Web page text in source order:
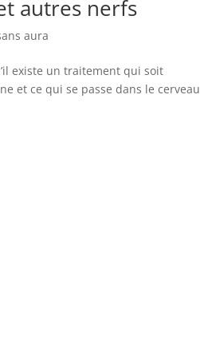
autres nerfs
aura
existe un traitement qui soit
et ce qui se passe dans le cerveau